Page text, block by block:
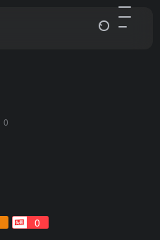
0
0